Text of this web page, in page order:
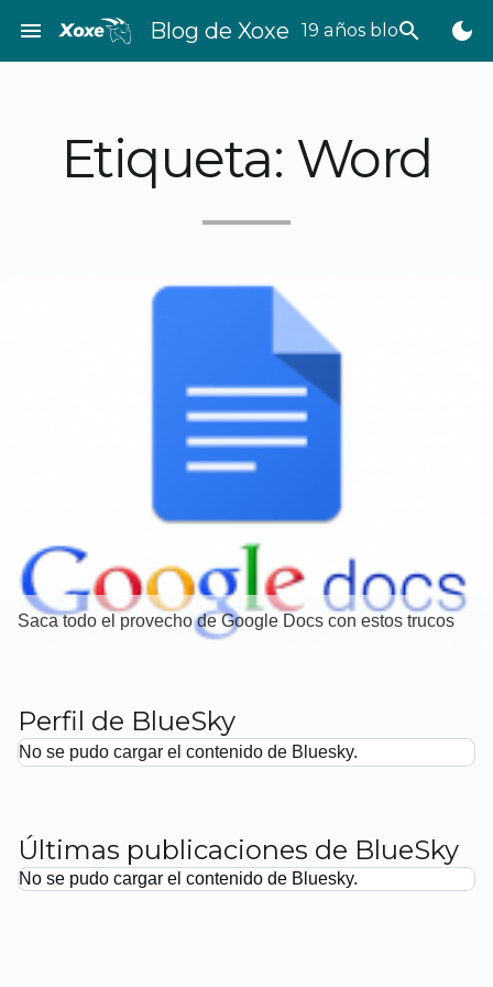
contenido
menu Blog de Xoxe 19 años bloggeando
search dark_mode
Etiqueta: Word
Saca todo el provecho de Google Docs con estos trucos
Perfil de BlueSky
No se pudo cargar el contenido de Bluesky.
Últimas publicaciones de BlueSky
No se pudo cargar el contenido de Bluesky.